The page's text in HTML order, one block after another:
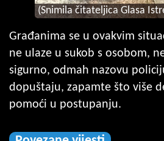
(Snimila čitateljica Glasa
Građanima se u ovakvim
ne ulaze u sukob s osobom,
sigurno, odmah nazovu
dopuštaju, zapamte što više
pomoći u postupanju.